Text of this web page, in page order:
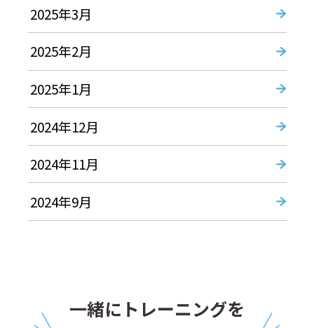
2025年3月
2025年2月
2025年1月
2024年12月
2024年11月
2024年9月
一緒にトレーニングを